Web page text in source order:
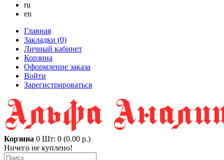
ru
en
Главная
Закладки (0)
Личный кабинет
Корзина
Оформление заказа
Войти
Зарегистрироваться
Корзина 0 Шт: 0 (0.00 р.)
Ничего не куплено!